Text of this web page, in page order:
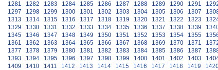
1281
1282 1283 1284 1285 1286 1287 1288 1289 1290 1291
1297
1298 1299 1300 1301 1302 1303 1304 1305 1306 1307
1313
1314 1315 1316 1317 1318 1319 1320 1321 1322 1323
1329
1330 1331 1332 1333 1334 1335 1336 1337 1338 1339
1345
1346 1347 1348 1349 1350 1351 1352 1353 1354 1355
1361
1362 1363 1364 1365 1366 1367 1368 1369 1370 1371
1377
1378 1379 1380 1381 1382 1383 1384 1385 1386 1387
1393
1394 1395 1396 1397 1398 1399 1400 1401 1402 1403
1409
1410 1411 1412 1413 1414 1415 1416 1417 1418 1419